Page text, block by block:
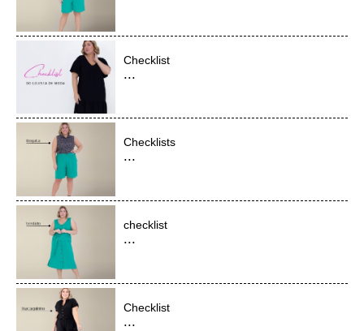
Checklist
...
Checklists
...
checklist
...
Checklist
...